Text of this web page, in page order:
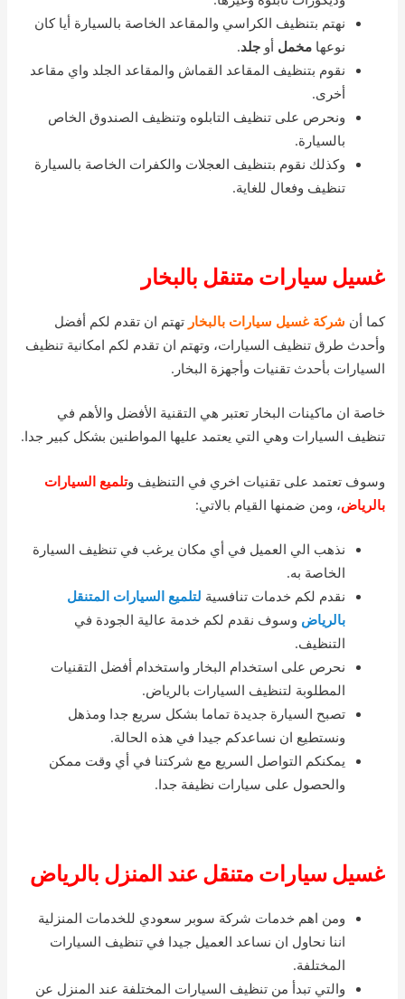
نهتم بتنظيف الكراسي والمقاعد الخاصة بالسيارة أيا كان
نوعها مخمل أو جلد.
نقوم بتنظيف المقاعد القماش والمقاعد الجلد واي مقاعد
أخرى.
ونحرص على تنظيف التابلوه وتنظيف الصندوق الخاص
بالسيارة.
وكذلك نقوم بتنظيف العجلات والكفرات الخاصة بالسيارة
تنظيف وفعال للغاية.
غسيل سيارات متنقل بالبخار
كما أن شركة غسيل سيارات بالبخار تهتم ان تقدم لكم أفضل
وأحدث طرق تنظيف السيارات، وتهتم ان تقدم لكم امكانية تنظيف
السيارات بأحدث تقنيات وأجهزة البخار.
خاصة ان ماكينات البخار تعتبر هي التقنية الأفضل والأهم في
تنظيف السيارات وهي التي يعتمد عليها المواطنين بشكل كبير جدا.
وسوف تعتمد على تقنيات اخري في التنظيف وتلميع السيارات
بالرياض، ومن ضمنها القيام بالاتي:
نذهب الي العميل في أي مكان يرغب في تنظيف السيارة
الخاصة به.
نقدم لكم خدمات تنافسية لتلميع السيارات المتنقل
بالرياض وسوف نقدم لكم خدمة عالية الجودة في
التنظيف.
نحرص على استخدام البخار واستخدام أفضل التقنيات
المطلوبة لتنظيف السيارات بالرياض.
تصبح السيارة جديدة تماما بشكل سريع جدا ومذهل
ونستطيع ان نساعدكم جيدا في هذه الحالة.
يمكنكم التواصل السريع مع شركتنا في أي وقت ممكن
والحصول على سيارات نظيفة جدا.
غسيل سيارات متنقل عند المنزل بالرياض
ومن اهم خدمات شركة سوبر سعودي للخدمات المنزلية
اننا نحاول ان نساعد العميل جيدا في تنظيف السيارات
المختلفة.
والتي تبدأ من تنظيف السيارات المختلفة عند المنزل عن